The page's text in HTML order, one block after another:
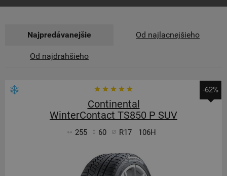
Najpredávanejšie Od najlacnejšieho
Od najdrahšieho
-62%
Continental
WinterContact TS850 P SUV
255 60 R17 106H